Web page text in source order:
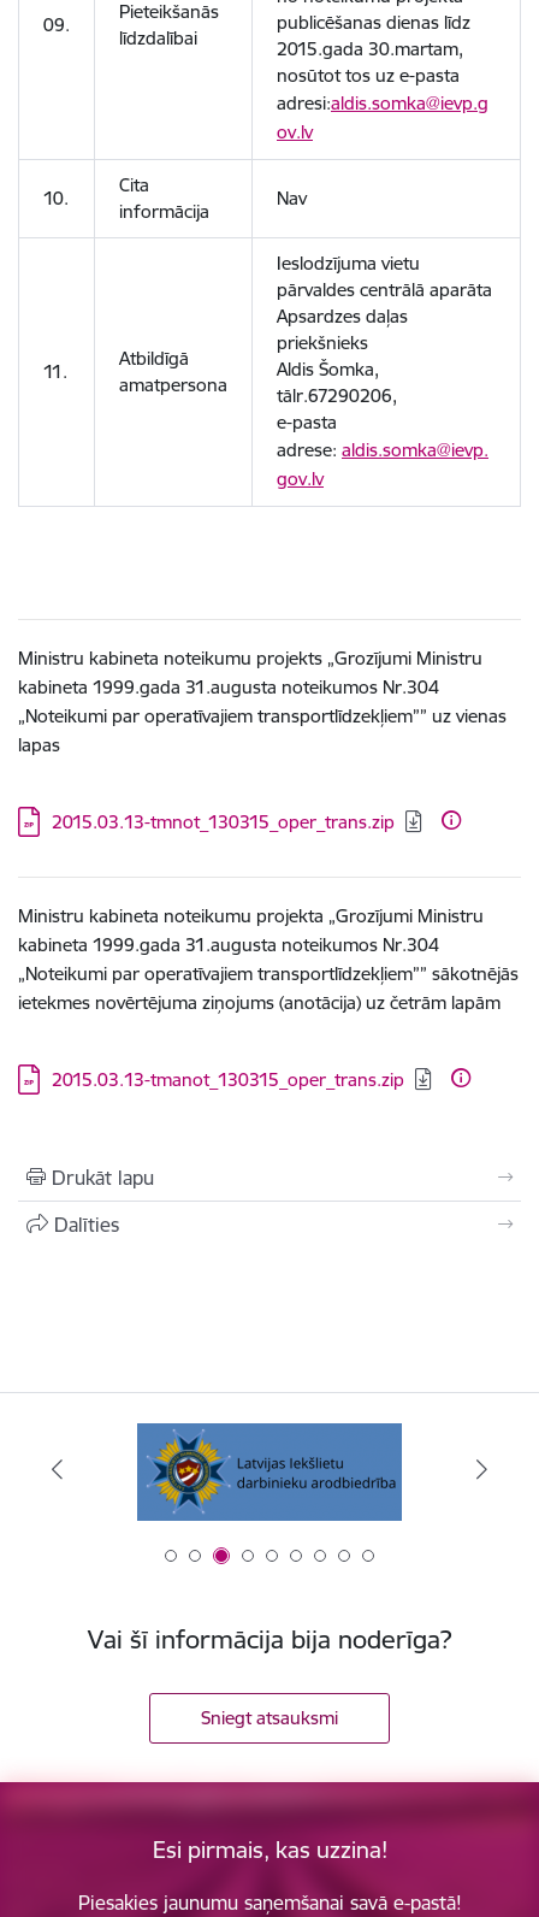
09.
Pieteikšanās
līdzdalībai
publicēšanas dienas līdz
2015.gada 30.martam,
nosūtot tos uz e-pasta
adresi:aldis.somka@ievp.g
ov.lv
10.
Cita
informācija
Nav
11.
Atbildīgā
amatpersona
Ieslodzījuma vietu
pārvaldes centrālā aparāta
Apsardzes daļas
priekšnieks
Aldis Šomka,
tālr.67290206,
e-pasta
adrese: aldis.somka@ievp.
gov.lv
Ministru kabineta noteikumu projekts „Grozījumi Ministru
kabineta 1999.gada 31.augusta noteikumos Nr.304
„Noteikumi par operatīvajiem transportlīdzekļiem”” uz vienas
lapas
Lejupielādēt:
2015.03.13-tmnot_130315_oper_trans.zip
Ministru kabineta noteikumu projekta „Grozījumi Ministru
kabineta 1999.gada 31.augusta noteikumos Nr.304
„Noteikumi par operatīvajiem transportlīdzekļiem”” sākotnējās
ietekmes novērtējuma ziņojums (anotācija) uz četrām lapām
Lejupielādēt:
2015.03.13-tmanot_130315_oper_trans.zip
Drukāt lapu
Dalīties
Vai šī informācija bija noderīga?
Sniegt atsauksmi
Esi pirmais, kas uzzina!
Piesakies jaunumu saņemšanai savā e-pastā!